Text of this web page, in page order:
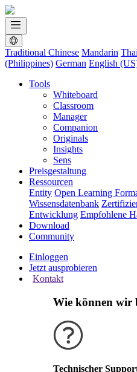
Traditional Chinese Mandarin Thai
(Philippines) German English
Tools
Whiteboard
Classroom
Manager
Companion
Originals
Insights
Sens
Preisgestaltung
Ressourcen
Entity Open Learning
Wissensdatenbank
Entwicklung Empfohlene
Download
Community
Einloggen
Jetzt ausprobieren
Kontakt
Wie können wir
Technischer